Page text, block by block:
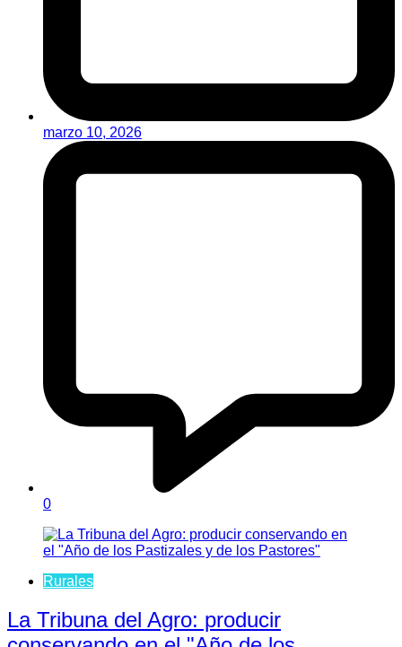
marzo 10, 2026
0
Rurales
La Tribuna del Agro: producir